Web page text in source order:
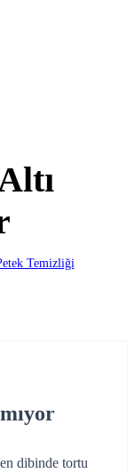
Temizliği
dibinde tortu